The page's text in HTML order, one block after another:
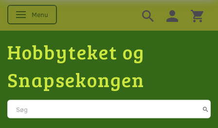
Skifte navigation
Menu
Hobbyteket og
Snapsekongen